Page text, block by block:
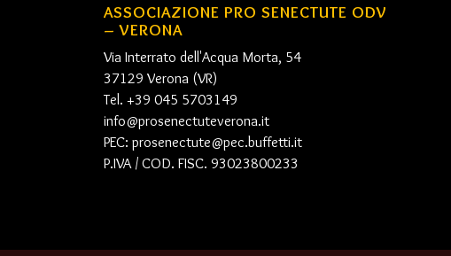
ASSOCIAZIONE PRO SENECTUTE ODV
– VERONA
Via Interrato dell'Acqua Morta, 54
37129 Verona (VR)
Tel. +39 045 5703149
info@prosenectuteverona.it
PEC:prosenectute@pec.buffetti.it
P.IVA / COD. FISC. 93023800233